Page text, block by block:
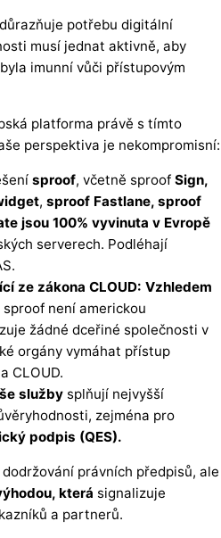
potřebu digitální
musí jednat aktivně, aby
imunní vůči přístupovým
platforma právě s tímto
perspektiva je nekompromisní:
sproof, včetně sproof Sign,
, sproof Fastlane, sproof
jsou 100% vyvinuta v Evropě
serverech. Podléhají
ze zákona CLOUD: Vzhledem
není americkou
žádné dceřiné společnosti v
orgány vymáhat přístup
CLOUD.
služby splňují nejvyšší
zejména pro
podpis (QES).
právních předpisů, ale
která signalizuje
a partnerů.